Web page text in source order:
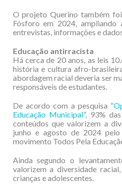
O projeto Querino também
Fósforo em 2024,
entrevistas, informações e
Educação antirracista
Há cerca de 20 anos, as leis
história e cultura afro-
abordagem racial deveria ser
responsáveis de estudantes.
De acordo com a pesquisa “
Educação Municipal”, 93%
conteúdos que valorizem a
junho e agosto de 2024
movimento Todos Pela
Ainda segundo o
valorizem a diversidade
crianças e adolescentes.